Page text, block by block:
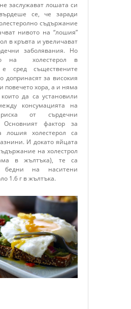
заслужават лошата си
се, че заради
съдържание
нивото на “лошия”
в кръвта и увеличават
заболявания. Но
на холестерол в
сред съществените
допринасят за високия
повечето хора, а и няма
да са установили
консумацията на
от сърдечни
Основният фактор за
лошия холестерол са
И докато яйцата
на холестрол
в жълтъка), те са
бедни на наситени
1.6 г в жълтъка.